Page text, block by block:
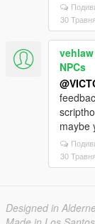
30
vehlaw
NPCs
maybe
30
Designed in